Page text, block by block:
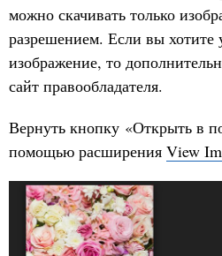
можно скачивать только
разрешением. Если вы хотите
изображение, то
сайт правообладателя.
Вернуть кнопку «Открыть в
помощью расширения View